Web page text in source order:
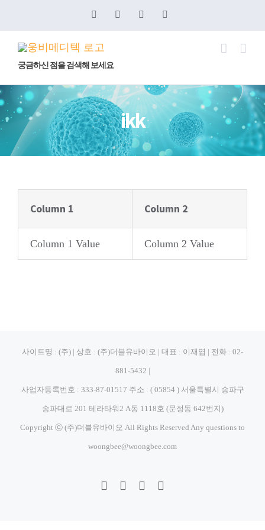
텐
건
너
뛰
기
Blogger YouTubeFacebook
일
궁금하신 점을 검색해 보세요
ikk
Column 1 Column 2
Column 1 Value Column 2 Value
사이트명 : (주) | 상호 : (주)더블유바이오 | 대표 : 이재엽 | 전화 : 02-
881-5432 |
사업자등록번호 : 333-87-01517 주소 : ( 05854 ) 서울특별시 송파구
송파대로 201 테라타워2 A동 1118호 (문정동 642번지)
Copyright ⓒ (주)더블유바이오 All Rights Reserved Any questions to
woongbee@woongbee.com
BloggerYouTubeFacebook